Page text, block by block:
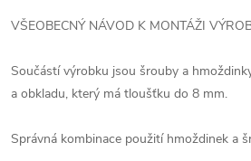
VŠEOBECNÝ NÁVOD K MONTÁŽI
Součástí výrobku jsou šrouby a
a obkladu, který má tloušťku do 8 mm.
Správná kombinace použití hmoždinek a